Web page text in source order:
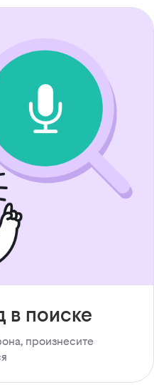
в поиске
произнесите